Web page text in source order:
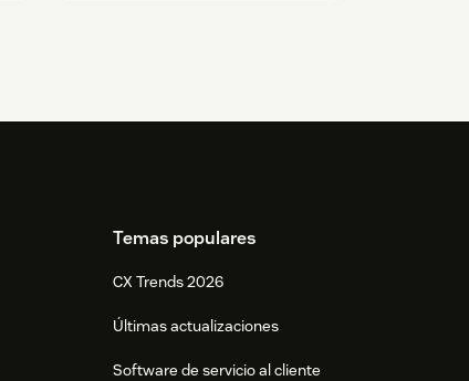
Temas populares
CX Trends 2026
Últimas actualizaciones
Software de servicio al cliente